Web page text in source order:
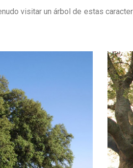
visitar un árbol de estas